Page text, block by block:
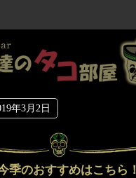
年3月2日
季のおすすめはこちら！